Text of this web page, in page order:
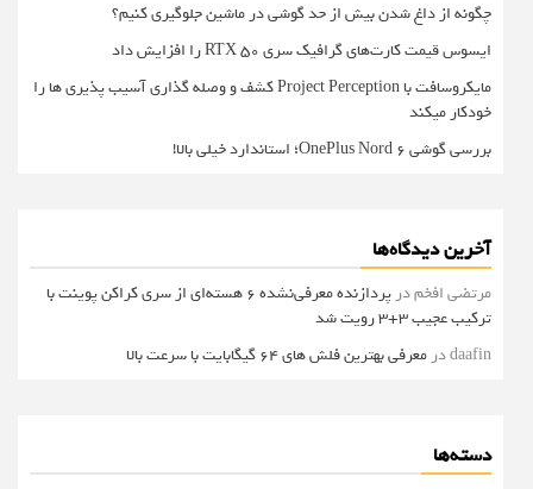
چگونه از داغ شدن بیش از حد گوشی در ماشین جلوگیری کنیم؟
ایسوس قیمت کارت‌های گرافیک سری RTX 50 را افزایش داد
مایکروسافت با Project Perception کشف و وصله گذاری آسیب پذیری ها را
خودکار میکند
بررسی گوشی OnePlus Nord 6؛ استاندارد خیلی بالا!
آخرین دیدگاه‌ها
مرتضی افخمدر
پردازنده معرفی‌نشده 6 هسته‌ای از سری کراکن پوینت با
ترکیب عجیب 3+3 رویت شد
daafinدرمعرفی بهترین فلش های 64 گیگابایت با سرعت بالا
دسته‌ها